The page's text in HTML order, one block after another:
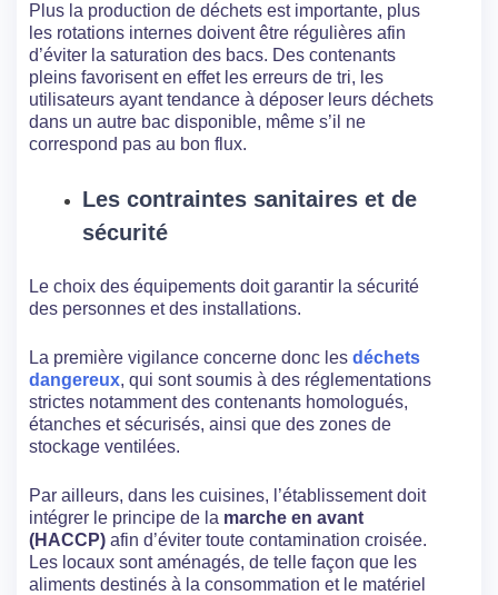
Plus la production de déchets est importante, plus
les rotations internes doivent être régulières afin
d’éviter la saturation des bacs. Des contenants
pleins favorisent en effet les erreurs de tri, les
utilisateurs ayant tendance à déposer leurs déchets
dans un autre bac disponible, même s’il ne
correspond pas au bon flux.
Les contraintes sanitaires et de
sécurité
Le choix des équipements doit garantir la sécurité
des personnes et des installations.
La première vigilance concerne donc les déchets
dangereux, qui sont soumis à des réglementations
strictes notamment des contenants homologués,
étanches et sécurisés, ainsi que des zones de
stockage ventilées.
Par ailleurs, dans les cuisines, l’établissement doit
intégrer le principe de la marche en avant
(HACCP) afin d’éviter toute contamination croisée.
Les locaux sont aménagés, de telle façon que les
aliments destinés à la consommation et le matériel